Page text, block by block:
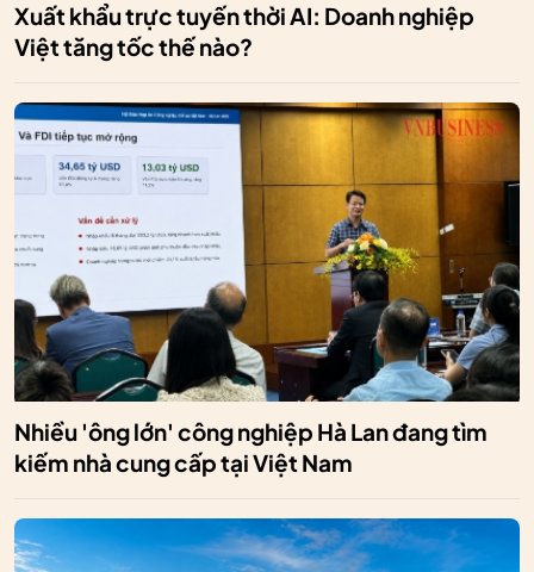
Xuất khẩu trực tuyến thời AI: Doanh nghiệp
Việt tăng tốc thế nào?
Nhiều 'ông lớn' công nghiệp Hà Lan đang tìm
kiếm nhà cung cấp tại Việt Nam